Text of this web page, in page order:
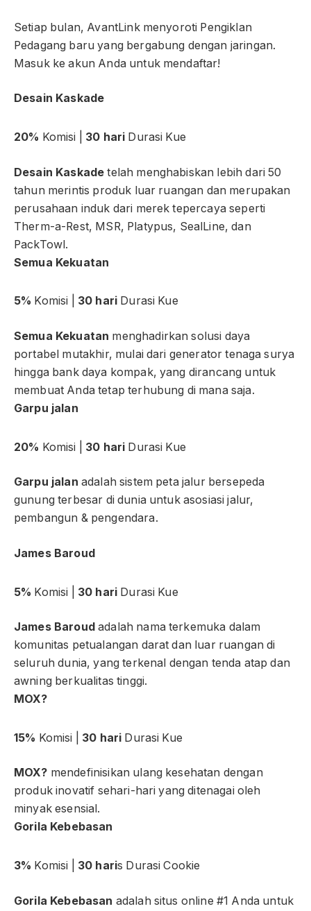
Setiap bulan, AvantLink menyoroti Pengiklan
Pedagang baru yang bergabung dengan jaringan.
Masuk ke akun Anda untuk mendaftar!
Desain Kaskade
20% Komisi | 30 hari Durasi Kue
Desain Kaskade telah menghabiskan lebih dari 50
tahun merintis produk luar ruangan dan merupakan
perusahaan induk dari merek tepercaya seperti
Therm-a-Rest, MSR, Platypus, SealLine, dan
PackTowl.
Semua Kekuatan
5% Komisi | 30 hari Durasi Kue
Semua Kekuatan menghadirkan solusi daya
portabel mutakhir, mulai dari generator tenaga surya
hingga bank daya kompak, yang dirancang untuk
membuat Anda tetap terhubung di mana saja.
Garpu jalan
20% Komisi | 30 hari Durasi Kue
Garpu jalan adalah sistem peta jalur bersepeda
gunung terbesar di dunia untuk asosiasi jalur,
pembangun & pengendara.
James Baroud
5% Komisi | 30 hari Durasi Kue
James Baroudadalah nama terkemuka dalam
komunitas petualangan darat dan luar ruangan di
seluruh dunia, yang terkenal dengan tenda atap dan
awning berkualitas tinggi.
MOX?
15% Komisi | 30 hari Durasi Kue
MOX? mendefinisikan ulang kesehatan dengan
produk inovatif sehari-hari yang ditenagai oleh
minyak esensial.
Gorila Kebebasan
3% Komisi | 30 haris Durasi Cookie
Gorila Kebebasan adalah situs online #1 Anda untuk